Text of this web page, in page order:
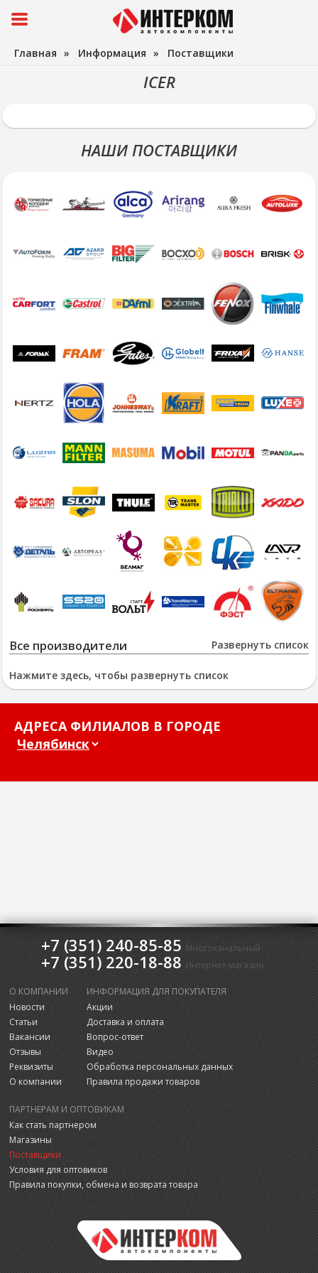
Главная » Информация » Поставщики
ICER
НАШИ ПОСТАВЩИКИ
Развернуть список
Все производители
Нажмите здесь, чтобы развернуть список
АДРЕСА ФИЛИАЛОВ В ГОРОДЕ
+7 (351) 240-85-85 Многоканальный
+7 (351) 220-18-88 Интернет-магазин
О КОМПАНИИ
Новости
Статьи
Вакансии
Отзывы
Реквизиты
О компании
ИНФОРМАЦИЯ ДЛЯ ПОКУПАТЕЛЯ
Акции
Доставка и оплата
Вопрос-ответ
Видео
Обработка персональных данных
Правила продажи товаров
ПАРТНЕРАМ И ОПТОВИКАМ
Как стать партнером
Магазины
Поставщики
Условия для оптовиков
Правила покупки, обмена и возврата товара